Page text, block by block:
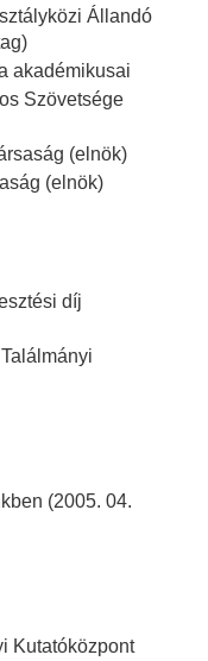
Állandó
akadémikusai
Szövetsége
(elnök)
(elnök)
díj
(2005. 04.
Kutatóközpont